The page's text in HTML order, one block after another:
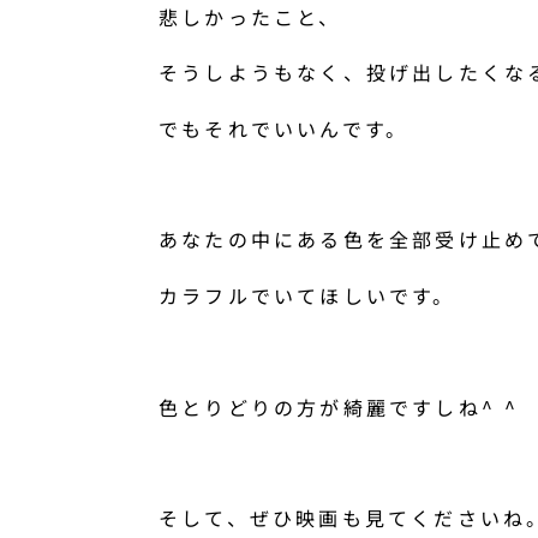
悲しかったこと、
そうしようもなく、投げ出したくな
でもそれでいいんです。
あなたの中にある色を全部受け止め
カラフルでいてほしいです。
色とりどりの方が綺麗ですしね^ ^
そして、ぜひ映画も見てくださいね。